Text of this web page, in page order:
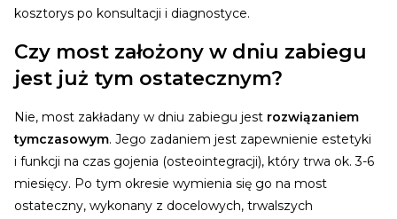
kosztorys po konsultacji i diagnostyce.
Czy most założony w dniu zabiegu
jest już tym ostatecznym?
Nie, most zakładany w dniu zabiegu jest rozwiązaniem
tymczasowym. Jego zadaniem jest zapewnienie estetyki
i funkcji na czas gojenia (osteointegracji), który trwa ok. 3-6
miesięcy. Po tym okresie wymienia się go na most
ostateczny, wykonany z docelowych, trwalszych